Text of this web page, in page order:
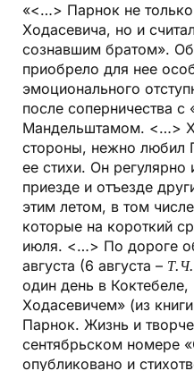
«<…> Парнок не
Ходасевича, но и
сознавшим братом».
приобрело для нее
эмоционального
после соперничества
Мандельштамом. <…>
стороны, нежно любил
ее стихи. Он
приезде и отъезде
этим летом, в том
которые на короткий
июля. <…> По дороге
августа (6 августа – Т.Ч.
один день в
Ходасевичем» (из
Парнок. Жизнь и
сентябрьском номере
опубликовано и